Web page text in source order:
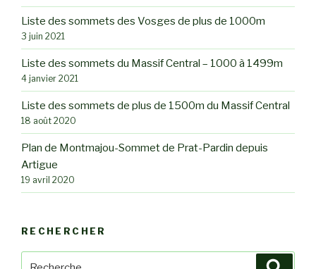
Liste des sommets des Vosges de plus de 1000m
3 juin 2021
Liste des sommets du Massif Central – 1000 à 1499m
4 janvier 2021
Liste des sommets de plus de 1500m du Massif Central
18 août 2020
Plan de Montmajou-Sommet de Prat-Pardin depuis
Artigue
19 avril 2020
RECHERCHER